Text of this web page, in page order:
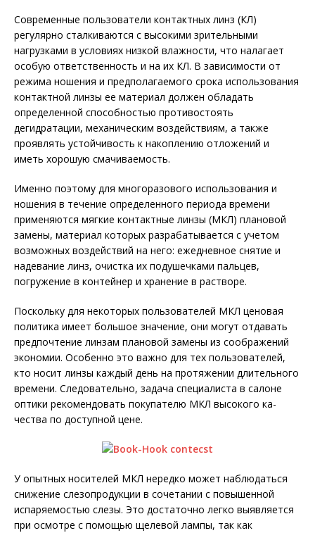
Современные пользователи контактных линз (КЛ)
регулярно сталкиваются с высокими зрительными
нагрузками в условиях низкой влажности, что налагает
особую ответственность и на их КЛ. В зависимости от
режима ношения и предполагаемого срока использования
контактной линзы ее материал должен обладать
определенной способностью противостоять
дегидратации, механическим воздействиям, а также
проявлять устойчивость к накоплению отложений и
иметь хорошую смачиваемость.
Именно поэтому для многоразового использования и
ношения в течение определенного периода времени
применяются мягкие контактные линзы (МКЛ) плановой
замены, материал которых разрабатывается с учетом
возможных воздействий на него: ежедневное снятие и
надевание линз, очистка их подушечками пальцев,
погружение в контейнер и хранение в растворе.
Поскольку для некоторых пользователей МКЛ ценовая
политика имеет большое значение, они могут отдавать
предпочтение линзам плановой замены из соображений
экономии. Особенно это важно для тех пользователей,
кто носит линзы каждый день на протяжении длительного
времени. Следовательно, задача специалиста в салоне
оптики рекомендовать покупателю МКЛ высокого ка­
чества по доступной цене.
У опытных носителей МКЛ нередко может наблюдаться
снижение слезопродукции в сочетании с повышенной
испаряемостью слезы. Это достаточно легко выявляется
при осмотре с помощью щелевой лампы, так как